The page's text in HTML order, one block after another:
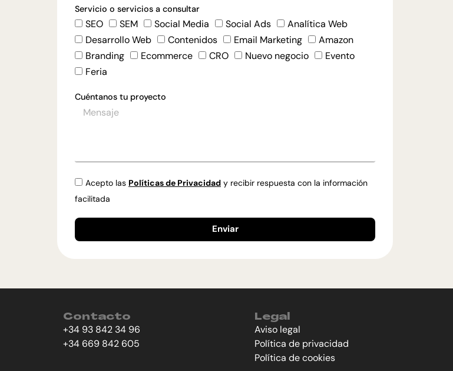
Servicio o servicios a consultar
SEO SEM Social Media Social Ads
Analítica Web
Desarrollo Web
Contenidos Email Marketing
Amazon
Branding
Ecommerce CRO Nuevo negocio
Evento
Feria
Cuéntanos tu proyecto
Acepto las Políticas de Privacidad y recibir respuesta con la información
facilitada
Enviar
Contacto
+34 93 842 34 96
+34 669 842 605
Legal
Aviso legal
Política de privacidad
Política de cookies